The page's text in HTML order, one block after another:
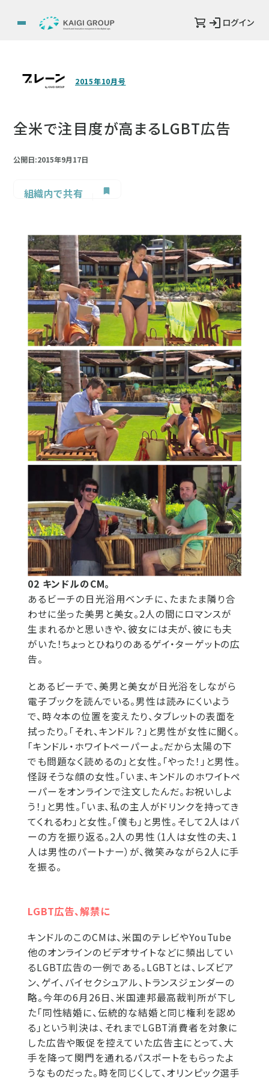
ログイン
2015年10月号
全米で注目度が高まるLGBT広告
公開日:2015年9月17日
組織内で共有
02 キンドルのCM。
あるビーチの日光浴用ベンチに、たまたま隣り合
わせに坐った美男と美女。2人の間にロマンスが
生まれるかと思いきや、彼女には夫が、彼にも夫
がいた！ちょっとひねりのあるゲイ・ターゲットの広
告。
とあるビーチで、美男と美女が日光浴をしながら
電子ブックを読んでいる。男性は読みにくいよう
で、時々本の位置を変えたり、タブレットの表面を
拭ったり。「それ、キンドル？」と男性が女性に聞く。
「キンドル・ホワイトペーパーよ。だから太陽の下
でも問題なく読めるの」と女性。「やった！」と男性。
怪訝そうな顔の女性。「いま、キンドルのホワイトペ
ーパーをオンラインで注文したんだ。お祝いしよ
う！」と男性。「いま、私の主人がドリンクを持ってき
てくれるわ」と女性。「僕も」と男性。そして2人はバ
ーの方を振り返る。2人の男性（1人は女性の夫、1
人は男性のパートナー）が、微笑みながら2人に手
を振る。
LGBT広告、解禁に
キンドルのこのCMは、米国のテレビやYouTube
他のオンラインのビデオサイトなどに頻出してい
るLGBT広告の一例である。LGBTとは、レズビア
ン、ゲイ、バイセクシュアル、トランスジェンダーの
略。今年の6月26日、米国連邦最高裁判所が下し
た「同性結婚に、伝統的な結婚と同じ権利を認め
る」という判決は、それまでLGBT消費者を対象に
した広告や販促を控えていた広告主にとって、大
手を降って関門を通れるパスポートをもらったよ
うなものだった。時を同じくして、オリンピック選手